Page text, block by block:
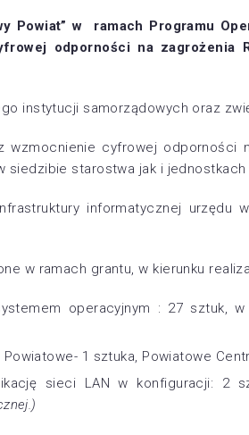
Powiat” w ramach Programu
odporności na zagrożenia
instytucji samorządowych oraz
wzmocnienie cyfrowej
starostwa jak i jednostkach
informatycznej urzędu
w ramach grantu, w kierunku
operacyjnym : 27 sztuk,
1 sztuka, Powiatowe
sieci LAN w konfiguracji: 2